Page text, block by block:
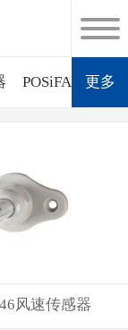
POSiFA质量流
更多
风速传感器